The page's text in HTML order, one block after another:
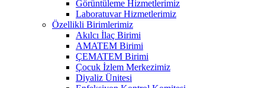
Görüntüleme Hizmetlerimiz
Laboratuvar Hizmetlerimiz
Özellikli Birimlerimiz
Akılcı İlaç Birimi
AMATEM Birimi
ÇEMATEM Birimi
Çocuk İzlem Merkezimiz
Diyaliz Ünitesi